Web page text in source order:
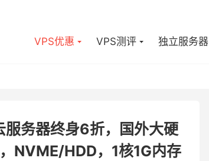
VPS优惠 VPS测评 独立服务器
务器终身6折，国外大硬
NVME/HDD，1核1G内存